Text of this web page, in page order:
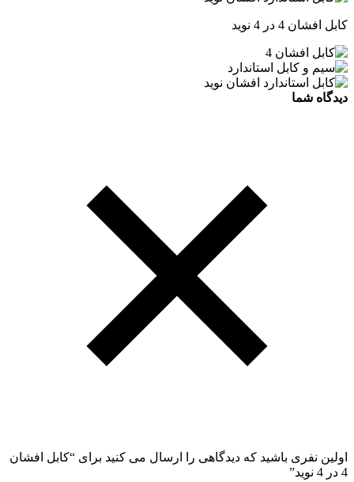
کابل افشان 4 در 4 نوید
دیدگاه شما
اولین نفری باشید که دیدگاهی را ارسال می کنید برای “کابل افشان
4 در 4 نوید”